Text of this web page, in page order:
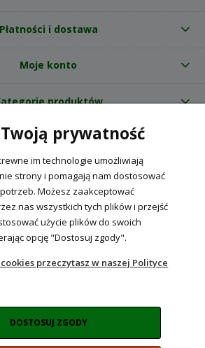
Płatności i dostawa
Moje konto
produktów
O nas
z nasionami RajOgrodnika.pl
260240470 | Czarnca, ul. Tęczowa 31, 29-100
Włoszczowa
PEŁNĄ WERSJĘ STRONY
Shoper Premium
prywatność
im technologie umożliwiają
strony i pomagają nam dostosować
Możesz zaakceptować
nas wszystkich tych plików i przejść
użycie plików do swoich
opcję "Dostosuj zgody".
przeczytasz w naszej Polityce
DOSTOSUJ ZGODY